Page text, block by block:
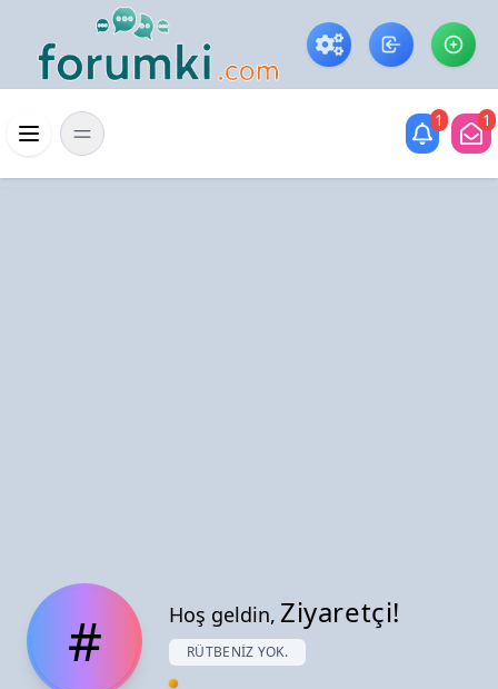
Skip to main content
Menü
1 1
# Hoş geldin, Ziyaretçi!
RÜTBENIZ YOK.